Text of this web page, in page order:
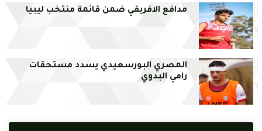
مدافع الافريقي ضمن قائمة منتخب ليبيا
المصري البورسعيدي يسدد مستحقات
رامي البدوي